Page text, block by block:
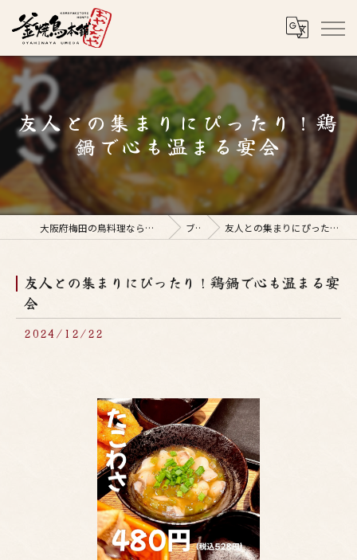
友人との集まりにぴったり！鶏
鍋で心も温まる宴会
大阪府梅田の鳥料理なら釜焼鳥本舗おやひなや 梅田店 ブログ 友人との集まりにぴったり！鶏鍋で心も温まる宴会
友人との集まりにぴったり！鶏鍋で心も温まる宴
会
2024/12/22